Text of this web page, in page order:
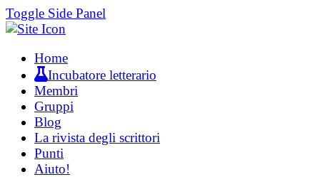
Toggle Side Panel
Home
Incubatore letterario
Membri
Gruppi
Blog
La rivista degli scrittori
Punti
Aiuto!